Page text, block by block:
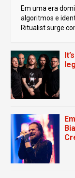
Em uma era
algoritmos e
Ritualist surge